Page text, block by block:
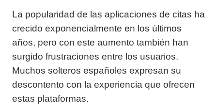
La popularidad de las aplicaciones de citas ha
crecido exponencialmente en los últimos
años, pero con este aumento también han
surgido frustraciones entre los usuarios.
Muchos solteros españoles expresan su
descontento con la experiencia que ofrecen
estas plataformas.